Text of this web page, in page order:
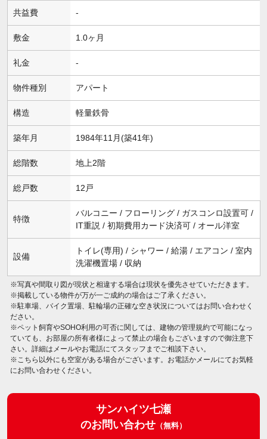
共益費 -
敷金 1.0ヶ月
礼金 -
物件種別 アパート
構造 軽量鉄骨
築年月 1984年11月(築41年)
総階数 地上2階
総戸数 12戸
特徴
バルコニー / フローリング / ガスコンロ設置可 /
IT重説 / 初期費用カード決済可 / オール洋室
設備
トイレ(専用) / シャワー / 給湯 / エアコン / 室内
洗濯機置場 / 収納
※写真や間取り図が現状と相違する場合は現状を優先させていただきます。
※掲載している物件が万が一ご成約の場合はご了承ください。
※駐車場、バイク置場、駐輪場の正確な空き状況についてはお問い合わせく
ださい。
※ペット飼育やSOHO利用の可否に関しては、建物の管理規約で可能になっ
ていても、お部屋の所有者様によって禁止の場合もございますので御注意下
さい。詳細はメールやお電話にてスタッフまでご相談下さい。
※こちら以外にも空室がある場合がございます。お電話かメールにてお気軽
にお問い合わせください。
サンハイツ七瀬
のお問い合わせ （無料）